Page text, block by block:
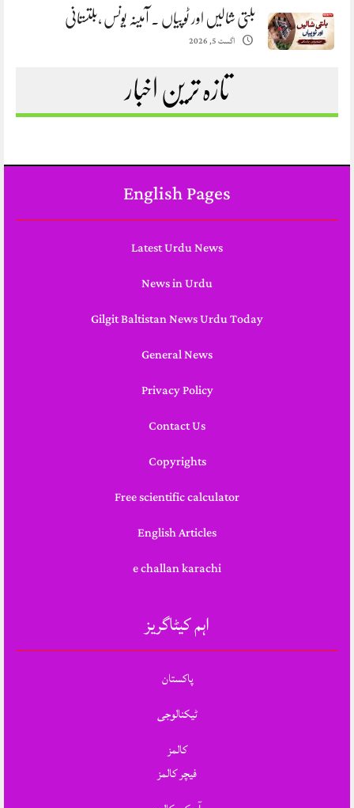
بلتی شالیں اور ٹوپیاں . آمینہ یونس ،بلتستانی
اگست 5, 2026
تازہ ترین اخبار
English Pages
Latest Urdu News
News in Urdu
Gilgit Baltistan News Urdu Today
General News
Privacy Policy
Contact Us
Copyrights
Free scientific calculator
English Articles
e challan karachi
اہم کیٹاگریز
پاکستان
ٹیکنالوجی
کالمز
فیچر کالمز